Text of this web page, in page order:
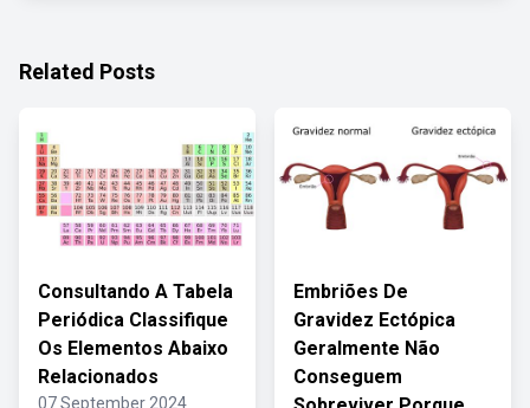
Related Posts
Consultando A Tabela
Periódica Classifique
Os Elementos Abaixo
Relacionados
07 September 2024
Embriões De
Gravidez Ectópica
Geralmente Não
Conseguem